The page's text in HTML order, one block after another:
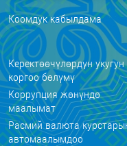
Коомдук кабылдама
Керектөөчүлөрдүн укугун
коргоо бөлүмү
Коррупция жөнүндө
маалымат
Расмий валюта
автомаалымдоо